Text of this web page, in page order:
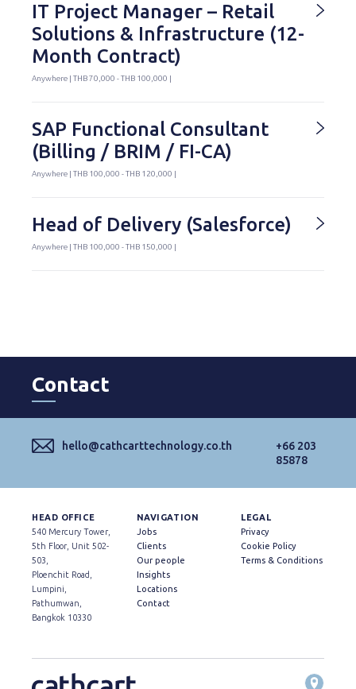
IT Project Manager – Retail
Solutions & Infrastructure (12-
Month Contract)
Anywhere | THB 70,000 - THB 100,000 |
SAP Functional Consultant
(Billing / BRIM / FI-CA)
Anywhere | THB 100,000 - THB 120,000 |
Head of Delivery (Salesforce)
Anywhere | THB 100,000 - THB 150,000 |
Contact
hello@cathcarttechnology.co.th
+66 203
85878
HEAD OFFICE
540 Mercury Tower,
5th Floor, Unit 502-
503,
Ploenchit Road,
Lumpini,
Pathumwan,
Bangkok 10330
NAVIGATION
Jobs
Clients
Our people
Insights
Locations
Contact
LEGAL
Privacy
Cookie Policy
Terms & Conditions